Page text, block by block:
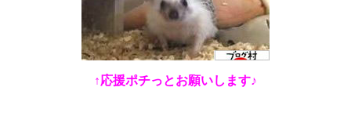
↑応援ポチっとお願いします♪